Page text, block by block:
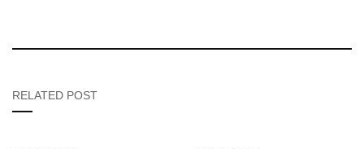
RELATED POST